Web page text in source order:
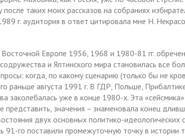
после таких моих рассказов на собраниях
г. аудитория в ответ цитировала мне Н.
Европе 1956, 1968 и 1980-81 гг.
и Ялтинского мира становилась все
когда, по какому сценарию (только бы не
раньше августа 1991 г. В ГДР, Польше,
заколебалась уже в конце 1980-х. Эта
представить, значения – знаменовала конец
двух основных политико-
91-го поставили промежуточную точку в истории